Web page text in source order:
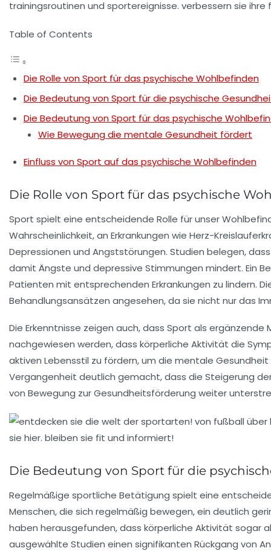
Table of Contents
Die Rolle von Sport für das psychische Wohlbefinden
Die Bedeutung von Sport für die psychische
Die Bedeutung von Sport für das psychische
Wie Bewegung die mentale Gesundheit fördert
Einfluss von Sport auf das psychische Wohlbefinden
Die Rolle von Sport für das psychische
Sport spielt eine entscheidende Rolle für unser
Wahrscheinlichkeit, an Erkrankungen wie Herz-
Depressionen und Angststörungen. Studien belegen,
damit Ängste und depressive Stimmungen mindert. Ein
Patienten mit entsprechenden Erkrankungen zu lindern.
Behandlungsansätzen angesehen, da sie nicht nur das
Die Erkenntnisse zeigen auch, dass Sport als
nachgewiesen werden, dass körperliche Aktivität die
aktiven Lebensstil zu fördern, um die mentale Gesundheit
Vergangenheit deutlich gemacht, dass die Steigerung
von Bewegung zur Gesundheitsförderung weiter
Die Bedeutung von Sport für die
Regelmäßige sportliche Betätigung spielt eine
Menschen, die sich regelmäßig bewegen, ein deutlich
haben herausgefunden, dass körperliche Aktivität sogar
ausgewählte Studien einen signifikanten Rückgang von